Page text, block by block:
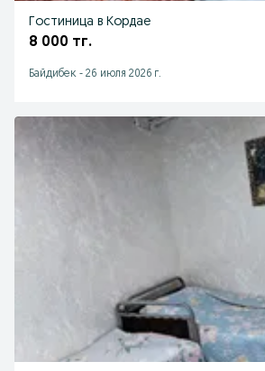
Гостиница в Кордае
8 000 тг.
Байдибек - 26 июля 2026 г.